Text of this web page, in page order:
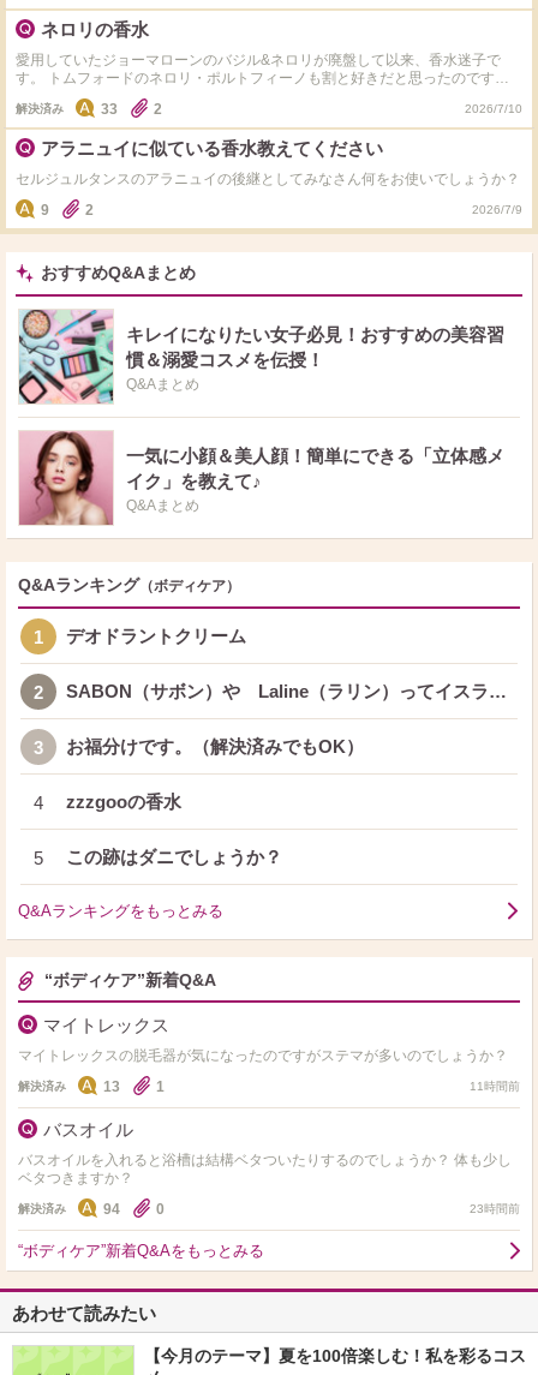
ネロリの香水
愛用していたジョーマローンのバジル&ネロリが廃盤して以来、香水迷子で
す。 トムフォードのネロリ・ポルトフィーノも割と好きだと思ったのです
が、香りが飛ぶのが早すぎる上に高価なので迷っています。 他に近い香りが
あれば教えてほしいです。
解決済み 33 2 2026/7/10
アラニュイに似ている香水教えてください
セルジュルタンスのアラニュイの後継としてみなさん何をお使いでしょうか？
9
2 2026/7/9
おすすめQ&Aまとめ
キレイになりたい女子必見！おすすめの美容習
慣＆溺愛コスメを伝授！
Q&Aまとめ
一気に小顔＆美人顔！簡単にできる「立体感メ
イク」を教えて♪
Q&Aまとめ
Q&Aランキング （ボディケア）
1 デオドラントクリーム
2 SABON（サボン）や Laline（ラリン）ってイスラ…
3 お福分けです。（解決済みでもOK）
4 zzzgooの香水
5 この跡はダニでしょうか？
Q&Aランキングをもっとみる
“ボディケア”新着Q&A
マイトレックス
マイトレックスの脱毛器が気になったのですがステマが多いのでしょうか？
解決済み 13 1 11時間前
バスオイル
バスオイルを入れると浴槽は結構ベタついたりするのでしょうか？ 体も少し
ベタつきますか？
解決済み 94 0 23時間前
“ボディケア”新着Q&Aをもっとみる
あわせて読みたい
【今月のテーマ】夏を100倍楽しむ！私を彩るコス